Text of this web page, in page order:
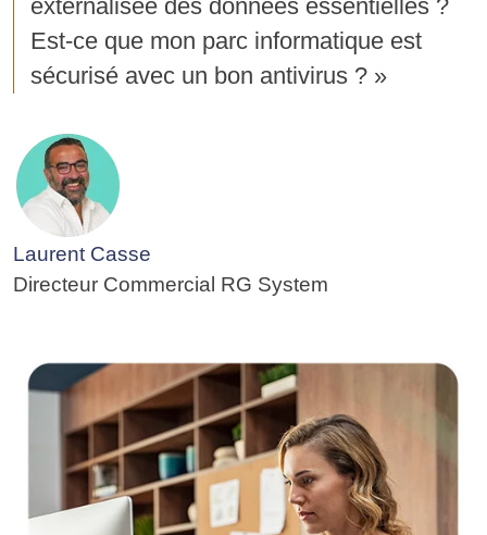
externalisée des données essentielles ?
Est-ce que mon parc informatique est
sécurisé avec un bon antivirus ? »
Laurent Casse
Directeur Commercial RG System